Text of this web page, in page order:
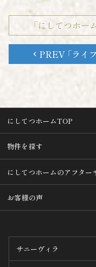
chevron_left PREV 「ライ
「にしてつホ
にしてつホームTOP
物件を探す
にしてつホームのアフター
お客様の声
サニーヴィラ